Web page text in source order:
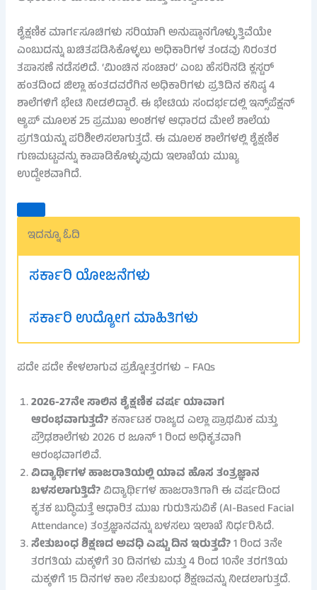
ಶೈಕ್ಷಣಿಕ ಮಾರ್ಗಸೂಚಿಗಳು ಸರಿಯಾಗಿ ಅನುಷ್ಠಾನಗೊಳ್ಳುತ್ತಿವೆಯೇ
ಎಂಬುದನ್ನು ಖಚಿತಪಡಿಸಿಕೊಳ್ಳಲು ಅಧಿಕಾರಿಗಳ ತಂಡವು ನಿರಂತರ
ತಪಾಸಣೆ ನಡೆಸಲಿದೆ. ‘ಮಿಂಚಿನ ಸಂಚಾರ’ ಎಂಬ ಹೆಸರಿನಡಿ ಕ್ಲಸ್ಟರ್
ಹಂತದಿಂದ ಜಿಲ್ಲಾ ಹಂತದವರೆಗಿನ ಅಧಿಕಾರಿಗಳು ಪ್ರತಿದಿನ ಕನಿಷ್ಠ 4
ಶಾಲೆಗಳಿಗೆ ಭೇಟಿ ನೀಡಲಿದ್ದಾರೆ. ಈ ಭೇಟಿಯ ಸಂದರ್ಭದಲ್ಲಿ ಇನ್ಸ್‌ಪೆಕ್ಷನ್
ಆ್ಯಪ್ ಮೂಲಕ 25 ಪ್ರಮುಖ ಅಂಶಗಳ ಆಧಾರದ ಮೇಲೆ ಶಾಲೆಯ
ಪ್ರಗತಿಯನ್ನು ಪರಿಶೀಲಿಸಲಾಗುತ್ತದೆ. ಈ ಮೂಲಕ ಶಾಲೆಗಳಲ್ಲಿ ಶೈಕ್ಷಣಿಕ
ಗುಣಮಟ್ಟವನ್ನು ಕಾಪಾಡಿಕೊಳ್ಳುವುದು ಇಲಾಖೆಯ ಮುಖ್ಯ
ಉದ್ದೇಶವಾಗಿದೆ.
ಇದನ್ನೂ ಓದಿ
ಸರ್ಕಾರಿ ಯೋಜನೆಗಳು
ಸರ್ಕಾರಿ ಉದ್ಯೋಗ ಮಾಹಿತಿಗಳು
ಪದೇ ಪದೇ ಕೇಳಲಾಗುವ ಪ್ರಶ್ನೋತ್ತರಗಳು – FAQs
2026-27ನೇ ಸಾಲಿನ ಶೈಕ್ಷಣಿಕ ವರ್ಷ ಯಾವಾಗ
ಆರಂಭವಾಗುತ್ತದೆ?ಕರ್ನಾಟಕ ರಾಜ್ಯದ ಎಲ್ಲಾ ಪ್ರಾಥಮಿಕ ಮತ್ತು
ಪ್ರೌಢಶಾಲೆಗಳು 2026 ರ ಜೂನ್ 1 ರಿಂದ ಅಧಿಕೃತವಾಗಿ
ಆರಂಭವಾಗಲಿವೆ.
ವಿದ್ಯಾರ್ಥಿಗಳ ಹಾಜರಾತಿಯಲ್ಲಿ ಯಾವ ಹೊಸ ತಂತ್ರಜ್ಞಾನ
ಬಳಸಲಾಗುತ್ತಿದೆ?ವಿದ್ಯಾರ್ಥಿಗಳ ಹಾಜರಾತಿಗಾಗಿ ಈ ವರ್ಷದಿಂದ
ಕೃತಕ ಬುದ್ಧಿಮತ್ತೆ ಆಧಾರಿತ ಮುಖ ಗುರುತಿಸುವಿಕೆ (AI-Based Facial
Attendance) ತಂತ್ರಜ್ಞಾನವನ್ನು ಬಳಸಲು ಇಲಾಖೆ ನಿರ್ಧರಿಸಿದೆ.
ಸೇತುಬಂಧ ಶಿಕ್ಷಣದ ಅವಧಿ ಎಷ್ಟು ದಿನ ಇರುತ್ತದೆ?1 ರಿಂದ 3ನೇ
ತರಗತಿಯ ಮಕ್ಕಳಿಗೆ 30 ದಿನಗಳು ಮತ್ತು 4 ರಿಂದ 10ನೇ ತರಗತಿಯ
ಮಕ್ಕಳಿಗೆ 15 ದಿನಗಳ ಕಾಲ ಸೇತುಬಂಧ ಶಿಕ್ಷಣವನ್ನು ನೀಡಲಾಗುತ್ತದೆ.